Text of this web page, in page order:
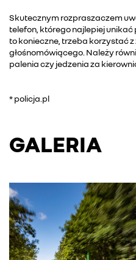
Skutecznym rozpraszaczem
telefon, którego najlepiej
to konieczne, trzeba korzystać
głośnomówiącego. Należy
palenia czy jedzenia za
* policja.pl
GALERIA